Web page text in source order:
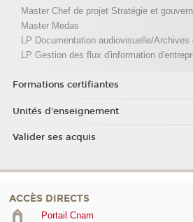
Master Chef de projet Stratégie et
Master Medas
LP Documentation audiovisuelle/
LP Gestion des flux d'information
Formations certifiantes
Unités d'enseignement
Valider ses acquis
ACCÈS DIRECTS
Portail Cnam